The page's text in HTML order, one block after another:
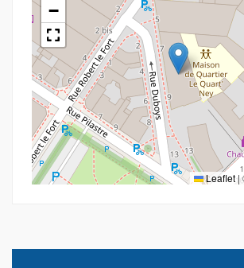
−
Leaflet |